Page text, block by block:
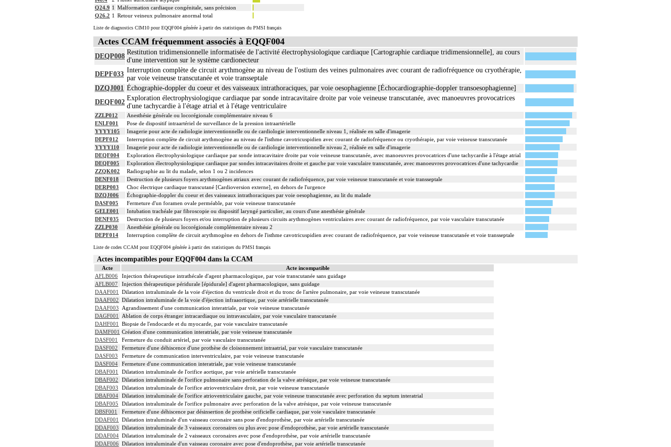
Q24.9 1 Malformation cardiaque congénitale, sans précision
Q26.2 1 Retour veineux pulmonaire anormal total
Liste de diagnostics CIM10 pour EQQF004 générée à partir des statistiques du PMSI français
Actes CCAM fréquemment associés à EQQF004
DEQP008
Restitution tridimensionnelle informatisée de l'activité électrophysiologique cardiaque [Cartographie cardiaque tridimensionnelle], au cours
d'une intervention sur le système cardionecteur
DEPF033
Interruption complète de circuit arythmogène au niveau de l'ostium des veines pulmonaires avec courant de radiofréquence ou cryothérapie,
par voie veineuse transcutanée et voie transseptale
DZQJ001 Échographie-doppler du coeur et des vaisseaux intrathoraciques, par voie oesophagienne [Échocardiographie-doppler transoesophagienne]
DEQF002
Exploration électrophysiologique cardiaque par sonde intracavitaire droite par voie veineuse transcutanée, avec manoeuvres provocatrices
d'une tachycardie à l'étage atrial et à l'étage ventriculaire
ZZLP012
Anesthésie générale ou locorégionale complémentaire niveau 6
ENLF001
Pose de dispositif intraartériel de surveillance de la pression intraartérielle
YYYY105
Imagerie pour acte de radiologie interventionnelle ou de cardiologie interventionnelle niveau 1, réalisée en salle d'imagerie
DEPF012
Interruption complète de circuit arythmogène au niveau de l'isthme cavotricuspidien avec courant de radiofréquence ou cryothérapie, par voie veineuse transcutanée
YYYY110
Imagerie pour acte de radiologie interventionnelle ou de cardiologie interventionnelle niveau 2, réalisée en salle d'imagerie
DEQF004
Exploration électrophysiologique cardiaque par sonde intracavitaire droite par voie veineuse transcutanée, avec manoeuvres provocatrices d'une tachycardie à l'étage atrial
DEQF005
Exploration électrophysiologique cardiaque par sondes intracavitaires droite et gauche par voie vasculaire transcutanée, avec manoeuvres provocatrices d'une tachycardie
ZZQK002
Radiographie au lit du malade, selon 1 ou 2 incidences
DENF018
Destruction de plusieurs foyers arythmogènes atriaux avec courant de radiofréquence, par voie veineuse transcutanée et voie transseptale
DERP003
Choc électrique cardiaque transcutané [Cardioversion externe], en dehors de l'urgence
DZQJ006
Échographie-doppler du coeur et des vaisseaux intrathoraciques par voie oesophagienne, au lit du malade
DASF005
Fermeture d'un foramen ovale perméable, par voie veineuse transcutanée
GELE001
Intubation trachéale par fibroscopie ou dispositif laryngé particulier, au cours d'une anesthésie générale
DENF035
Destruction de plusieurs foyers et/ou interruption de plusieurs circuits arythmogènes ventriculaires avec courant de radiofréquence, par voie vasculaire transcutanée
ZZLP030
Anesthésie générale ou locorégionale complémentaire niveau 2
DEPF014
Interruption complète de circuit arythmogène en dehors de l'isthme cavotricuspidien avec courant de radiofréquence, par voie veineuse transcutanée et voie transseptale
Liste de codes CCAM pour EQQF004 générée à partir des statistiques du PMSI français
Actes incompatibles pour EQQF004 dans la CCAM
Acte
Acte incompatible
AFLB006
Injection thérapeutique intrathécale d'agent pharmacologique, par voie transcutanée sans guidage
AFLB007
Injection thérapeutique péridurale [épidurale] d'agent pharmacologique, sans guidage
DAAF001 Dilatation intraluminale de la voie d'éjection du ventricule droit et du tronc de l'artère pulmonaire, par voie veineuse transcutanée
DAAF002 Dilatation intraluminale de la voie d'éjection infraaortique, par voie artérielle transcutanée
DAAF003 Agrandissement d'une communication interatriale, par voie veineuse transcutanée
DAGF001 Ablation de corps étranger intracardiaque ou intravasculaire, par voie vasculaire transcutanée
DAHF001 Biopsie de l'endocarde et du myocarde, par voie vasculaire transcutanée
DAMF001 Création d'une communication interatriale, par voie veineuse transcutanée
DASF001
Fermeture du conduit artériel, par voie vasculaire transcutanée
DASF002
Fermeture d'une déhiscence d'une prothèse de cloisonnement intraatrial, par voie vasculaire transcutanée
DASF003
Fermeture de communication interventriculaire, par voie veineuse transcutanée
DASF004
Fermeture d'une communication interatriale, par voie veineuse transcutanée
DBAF001
Dilatation intraluminale de l'orifice aortique, par voie artérielle transcutanée
DBAF002
Dilatation intraluminale de l'orifice pulmonaire sans perforation de la valve atrésique, par voie veineuse transcutanée
DBAF003
Dilatation intraluminale de l'orifice atrioventriculaire droit, par voie veineuse transcutanée
DBAF004 Dilatation intraluminale de l'orifice atrioventriculaire gauche, par voie veineuse transcutanée avec perforation du septum interatrial
DBAF005
Dilatation intraluminale de l'orifice pulmonaire avec perforation de la valve atrésique, par voie veineuse transcutanée
DBSF001
Fermeture d'une déhiscence par désinsertion de prothèse orificielle cardiaque, par voie vasculaire transcutanée
DDAF001 Dilatation intraluminale d'un vaisseau coronaire sans pose d'endoprothèse, par voie artérielle transcutanée
DDAF003 Dilatation intraluminale de 3 vaisseaux coronaires ou plus avec pose d'endoprothèse, par voie artérielle transcutanée
DDAF004 Dilatation intraluminale de 2 vaisseaux coronaires avec pose d'endoprothèse, par voie artérielle transcutanée
DDAF006 Dilatation intraluminale d'un vaisseau coronaire avec pose d'endoprothèse, par voie artérielle transcutanée